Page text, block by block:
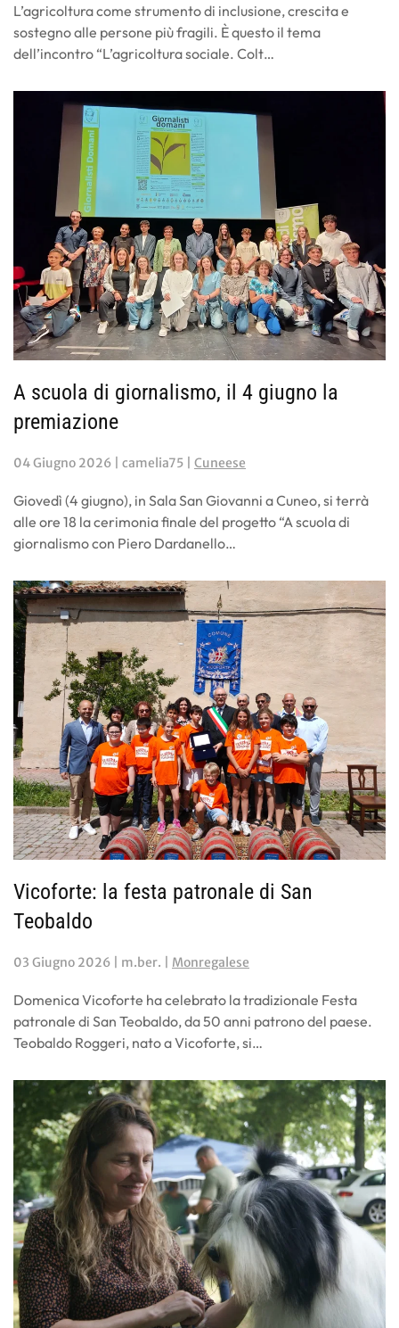
L’agricoltura come strumento di inclusione, crescita e
sostegno alle persone più fragili. È questo il tema
dell’incontro “L’agricoltura sociale. Colt…
A scuola di giornalismo, il 4 giugno la
premiazione
04 Giugno 2026 | camelia75 | Cuneese
Giovedì (4 giugno), in Sala San Giovanni a Cuneo, si terrà
alle ore 18 la cerimonia finale del progetto “A scuola di
giornalismo con Piero Dardanello…
Vicoforte: la festa patronale di San
Teobaldo
03 Giugno 2026 | m.ber. | Monregalese
Domenica Vicoforte ha celebrato la tradizionale Festa
patronale di San Teobaldo, da 50 anni patrono del paese.
Teobaldo Roggeri, nato a Vicoforte, si…